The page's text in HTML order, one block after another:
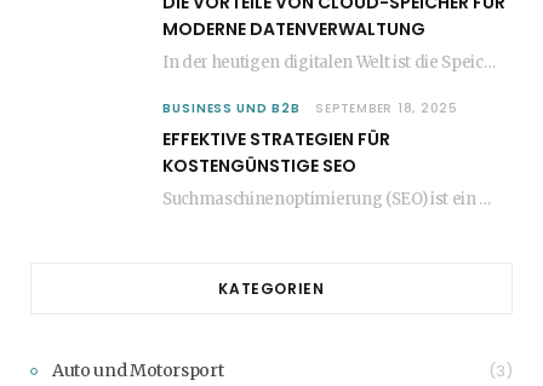
MODERNE DATENVERWALTUNG
In der heutigen digitalen Welt ist die Speicherung und Verwaltung von Daten entscheidend für den…
BUSINESS UND B2B SEPTEMBER 18, 2025
EFFEKTIVE STRATEGIEN FÜR
KOSTENGÜNSTIGE SEO
Suchmaschinenoptimierung (SEO) ist ein entscheidender Faktor für den Erfolg jeder Website. Viele Unternehmen glauben jedoch,…
KATEGORIEN
Auto und Motorsport (3)